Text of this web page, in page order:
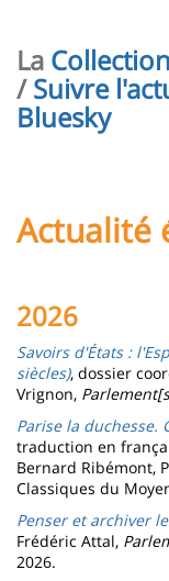
Contenu
de
la
La
/Suivre
Bluesky
Actualité
2026
Savoirs d'États :
siècles), dossier
Vrignon,
Parise la duchesse.
traduction en
Bernard Ribémont,
Classiques du
Penser et archiver
Frédéric Attal,
2026.